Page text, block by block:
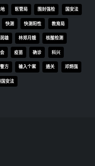
医管局 围封强检 国安法
快测 快测阳性 教育局
雄 林郑月娥 核酸检测
疫苗 确诊 科兴
警方 输入个案 通关 邓炳强
国安法